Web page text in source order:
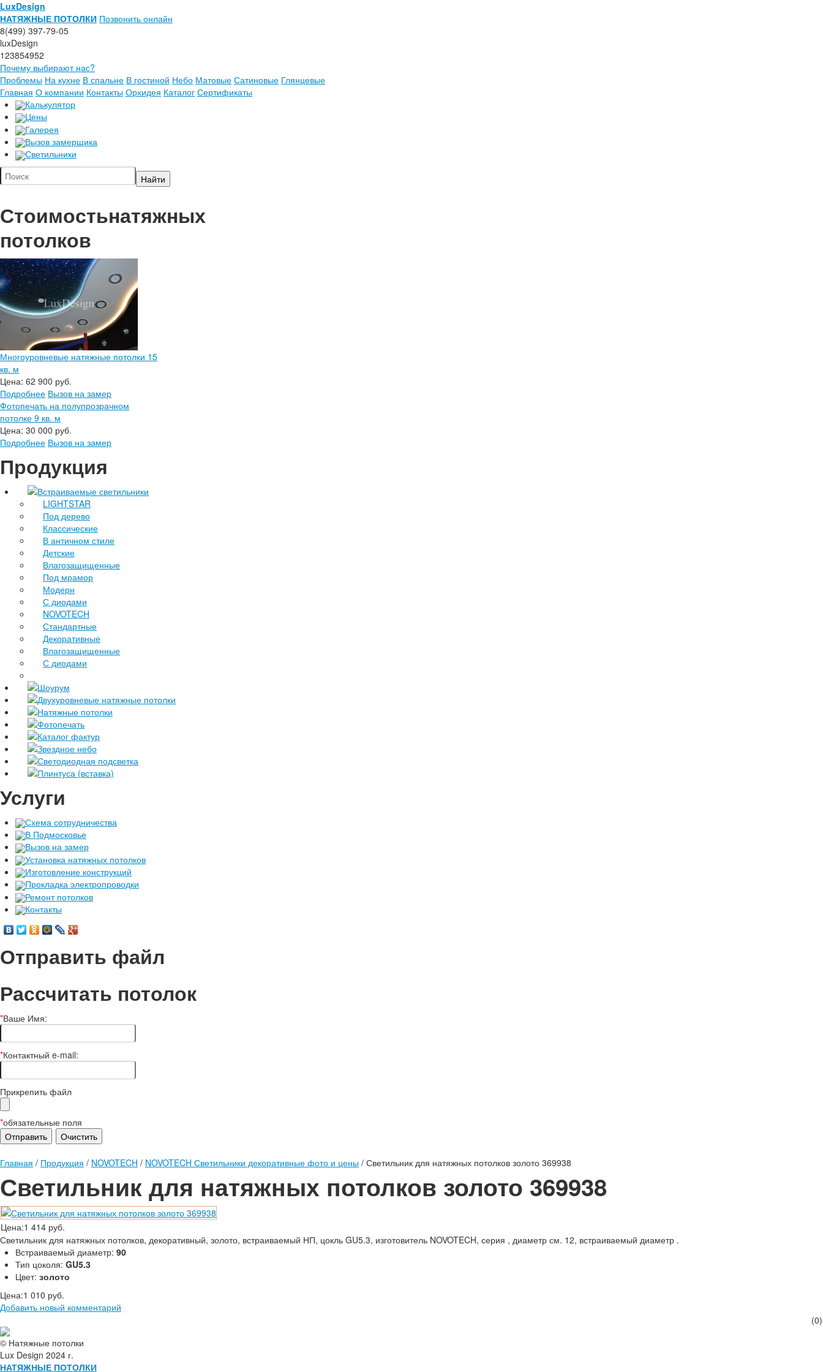
LuxDesign
НАТЯЖНЫЕ ПОТОЛКИ Позвонить онлайн
8(499) 397-79-05
luxDesign
123854952
Почему выбирают нас?
Проблемы На кухне В спальне В гостиной Небо Матовые Сатиновые Глянцевые
Главная О компании Контакты Орхидея Каталог Сертификаты
Калькулятор
Цены
Галерея
Вызов замерщика
Светильники
Стоимостьнатяжных
потолков
Многоуровневые натяжные потолки 15
кв. м
Цена: 62 900 руб.
Подробнее Вызов на замер
Фотопечать на полупрозрачном
потолке 9 кв. м
Цена: 30 000 руб.
Подробнее Вызов на замер
Продукция
Встраиваемые светильники
LIGHTSTAR
Под дерево
Классические
В античном стиле
Детские
Влагозащищенные
Под мрамор
Модерн
С диодами
NOVOTECH
Стандартные
Декоративные
Влагозащищенные
С диодами
Шоурум
Двухуровневые натяжные потолки
Натяжные потолки
Фотопечать
Каталог фактур
Звездное небо
Светодиодная подсветка
Плинтуса (вставка)
Услуги
Схема сотрудничества
В Подмосковье
Вызов на замер
Установка натяжных потолков
Изготовление конструкций
Прокладка электропроводки
Ремонт потолков
Контакты
Отправить файл
Рассчитать потолок
*Ваше Имя:
*Контактный e-mail:
Прикрепить файл
*обязательные поля
Главная / Продукция / NOVOTECH / NOVOTECH Светильники декоративные фото и цены / Светильник для натяжных потолков золото 369938
Светильник для натяжных потолков золото 369938
Цена:1 414 руб.
Светильник для натяжных потолков, декоративный, золото, встраиваемый НП, цокль GU5.3, изготовитель NOVOTECH, серия , диаметр см. 12, встраиваемый диаметр .
Встраиваемый диаметр: 90
Тип цоколя: GU5.3
Цвет: золото
Цена:1 010 руб.
Добавить новый комментарий
(0)
© Натяжные потолки
Lux Design 2024 г.
НАТЯЖНЫЕ ПОТОЛКИ